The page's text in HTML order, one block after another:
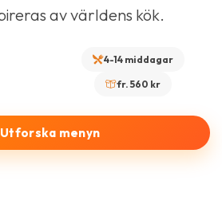
av världens kök.
4-14 middagar
fr. 560 kr
Utforska menyn